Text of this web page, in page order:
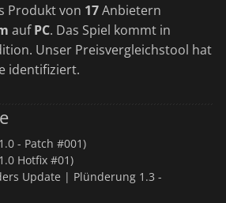
Produkt von 17Anbietern
aufPC. Das Spiel kommt in
Unser Preisvergleichstool hat
identifiziert.
- Patch #001)
Hotfix #01)
Update | Plünderung 1.3 -